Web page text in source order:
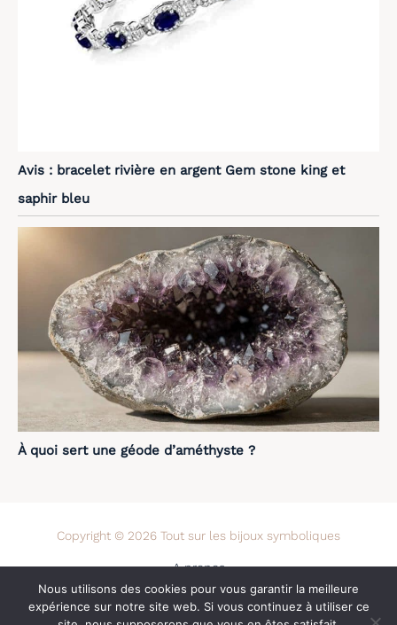
Avis : bracelet rivière en argent Gem stone king et
saphir bleu
À quoi sert une géode d’améthyste ?
Copyright © 2026 Tout sur les bijoux symboliques
A propos
Contact
Mentions légales
Nous utilisons des cookies pour vous garantir la meilleure
expérience sur notre site web. Si vous continuez à utiliser ce